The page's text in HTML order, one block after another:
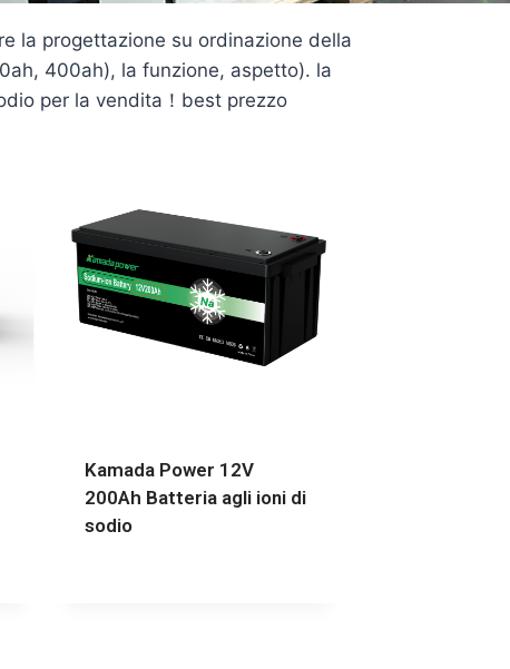
la progettazione su ordinazione della
400ah), la funzione, aspetto). la
per la vendita！best prezzo
Kamada Power 12V
200Ah Batteria agli ioni di
sodio